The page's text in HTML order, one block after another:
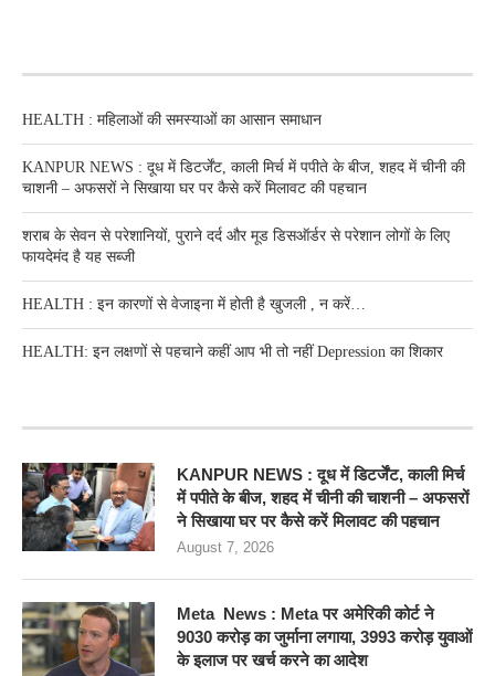
HEALTH : महिलाओं की समस्‍याओं का आसान समाधान
KANPUR NEWS : दूध में डिटर्जेंट, काली मिर्च में पपीते के बीज, शहद में चीनी की
चाशनी – अफसरों ने सिखाया घर पर कैसे करें मिलावट की पहचान
शराब के सेवन से परेशानियों, पुराने दर्द और मूड डिसऑर्डर से परेशान लोगों के लिए
फायदेमंद है यह सब्जी
HEALTH : इन कारणों से वेजाइना में होती है खुजली , न करें…
HEALTH: इन लक्षणों से पहचाने कहीं आप भी तो नहीं Depression का शिकार
KANPUR NEWS : दूध में डिटर्जेंट, काली मिर्च
में पपीते के बीज, शहद में चीनी की चाशनी – अफसरों
ने सिखाया घर पर कैसे करें मिलावट की पहचान
August 7, 2026
Meta News : Meta पर अमेरिकी कोर्ट ने
9030 करोड़ का जुर्माना लगाया, 3993 करोड़ युवाओं
के इलाज पर खर्च करने का आदेश